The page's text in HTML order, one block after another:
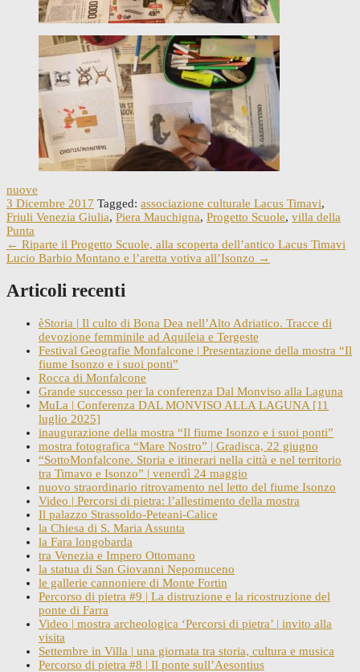
nuove
3 Dicembre 2017 Tagged: associazione culturale Lacus Timavi,
Friuli Venezia Giulia, Piera Mauchigna, Progetto Scuole, villa della
Punta
Post
navigation
← Riparte il Progetto Scuole, alla scoperta dell’antico Lacus Timavi
Lucio Barbio Montano e l’aretta votiva all’Isonzo →
Articoli recenti
èStoria | Il culto di Bona Dea nell’Alto Adriatico. Tracce di
devozione femminile ad Aquileia e Tergeste
Festival Geografie Monfalcone | Presentazione della mostra “Il
fiume Isonzo e i suoi ponti”
Rocca di Monfalcone
Grande successo per la conferenza Dal Monviso alla Laguna
MuLa | Conferenza DAL MONVISO ALLA LAGUNA [11
luglio 2025]
inaugurazione della mostra “Il fiume Isonzo e i suoi ponti”
mostra fotografica “Mare Nostro” | Gradisca, 22 giugno
“SottoMonfalcone. Storia e itinerari nella città e nel territorio
tra Timavo e Isonzo” | venerdì 24 maggio
nuovo straordinario ritrovamento nel letto del fiume Isonzo
Video | Percorsi di pietra: l’allestimento della mostra
Il palazzo Strassoldo-Peteani-Calice
la Chiesa di S. Maria Assunta
la Fara longobarda
tra Venezia e Impero Ottomano
la statua di San Giovanni Nepomuceno
le gallerie cannoniere di Monte Fortin
Percorso di pietra #9 | La distruzione e la ricostruzione del
ponte di Farra
Video | mostra archeologica ‘Percorsi di pietra’ | invito alla
visita
Settembre in Villa | una giornata tra storia, cultura e musica
Percorso di pietra #8 | Il ponte sull’Aesontius